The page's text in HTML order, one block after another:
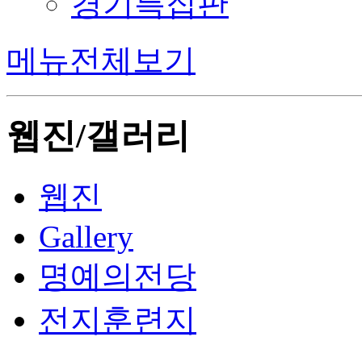
메뉴전체보기
웹진/갤러리
웹진
Gallery
명예의전당
전지훈련지